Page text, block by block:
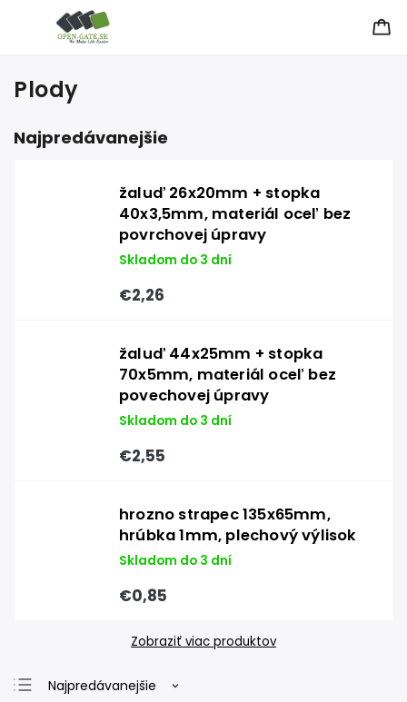
Plody
Najpredávanejšie
žaluď 26x20mm + stopka
40x3,5mm, materiál oceľ bez
povrchovej úpravy
Skladom do 3 dní
€2,26
žaluď 44x25mm + stopka
70x5mm, materiál oceľ bez
povechovej úpravy
Skladom do 3 dní
€2,55
hrozno strapec 135x65mm,
hrúbka 1mm, plechový výlisok
Skladom do 3 dní
€0,85
Zobraziť viac produktov
Najpredávanejšie